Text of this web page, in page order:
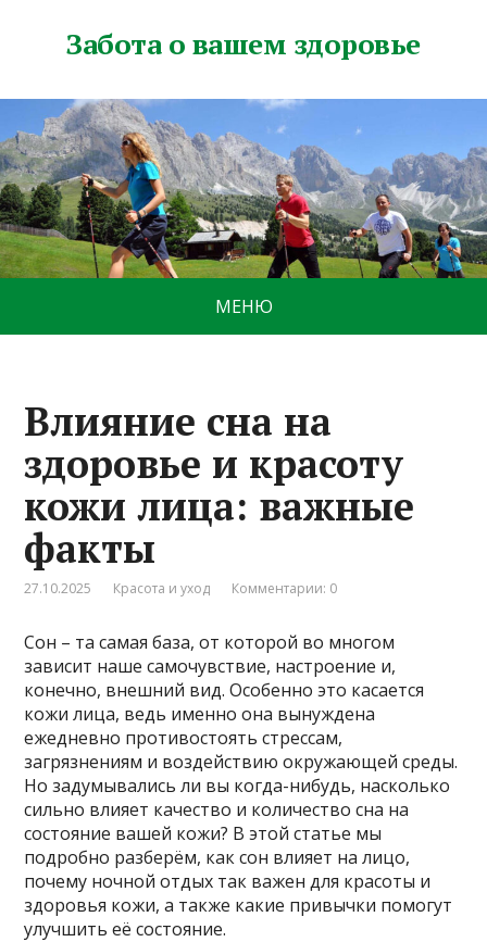
Забота о вашем здоровье
МЕНЮ
Влияние сна на
здоровье и красоту
кожи лица: важные
факты
27.10.2025 Красота и уход Комментарии: 0
Сон – та самая база, от которой во многом
зависит наше самочувствие, настроение и,
конечно, внешний вид. Особенно это касается
кожи лица, ведь именно она вынуждена
ежедневно противостоять стрессам,
загрязнениям и воздействию окружающей среды.
Но задумывались ли вы когда-нибудь, насколько
сильно влияет качество и количество сна на
состояние вашей кожи? В этой статье мы
подробно разберём, как сон влияет на лицо,
почему ночной отдых так важен для красоты и
здоровья кожи, а также какие привычки помогут
улучшить её состояние.